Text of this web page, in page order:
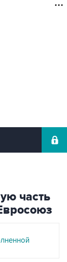
часть